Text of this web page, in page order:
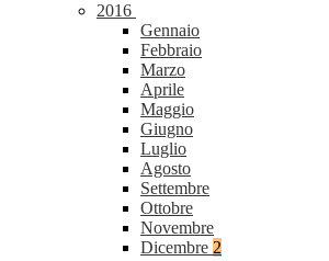
2016
Gennaio
Febbraio
Marzo
Aprile
Maggio
Giugno
Luglio
Agosto
Settembre
Ottobre
Novembre
Dicembre 2